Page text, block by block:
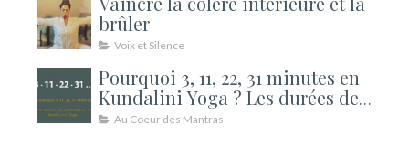
brûler
Voix et Silence
Pourquoi 3, 11, 22, 31 minutes en
Kundalini Yoga ? Les durées de
méditation expliquées
Au Coeur des Mantras